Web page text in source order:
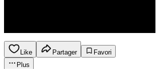
Like Partager
Favori
Plus